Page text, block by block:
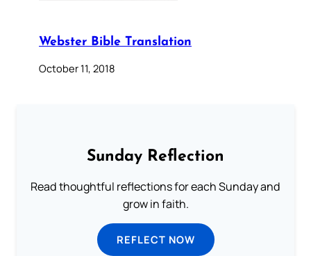
Webster Bible Translation
October 11, 2018
Sunday Reflection
Read thoughtful reflections for each Sunday and
grow in faith.
REFLECT NOW